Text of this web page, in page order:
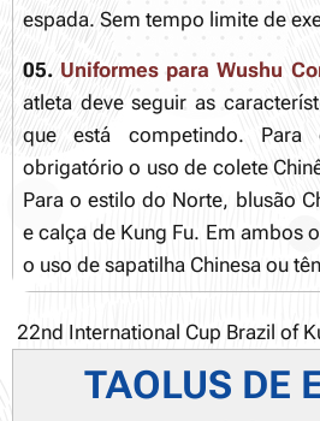
espada. Sem tempo limite de
05. Uniformes para Wushu
atleta deve seguir as
que está competindo.
obrigatório o uso de colete
Para o estilo do Norte, blusão
e calça de Kung Fu. Em ambos
o uso de sapatilha Chinesa ou
22nd International Cup Brazil of
TAOLUS DE